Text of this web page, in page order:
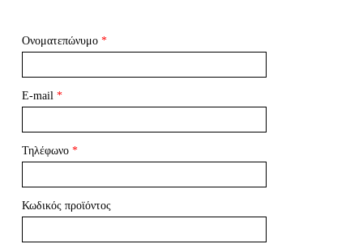
Ονοματεπώνυμο *
E-mail *
Τηλέφωνο *
Κωδικός προϊόντος